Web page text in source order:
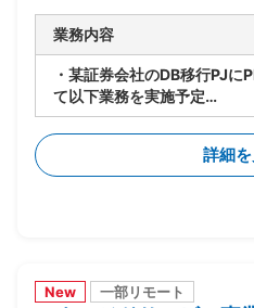
業務内容
・某証券会社のDB移行PJ
て以下業務を実施予定
-製造/単体テストにおける
保
-結合テスト～総合テストで
統制
-障害管理台帳の運用/障害
詳細
New 一部リモート